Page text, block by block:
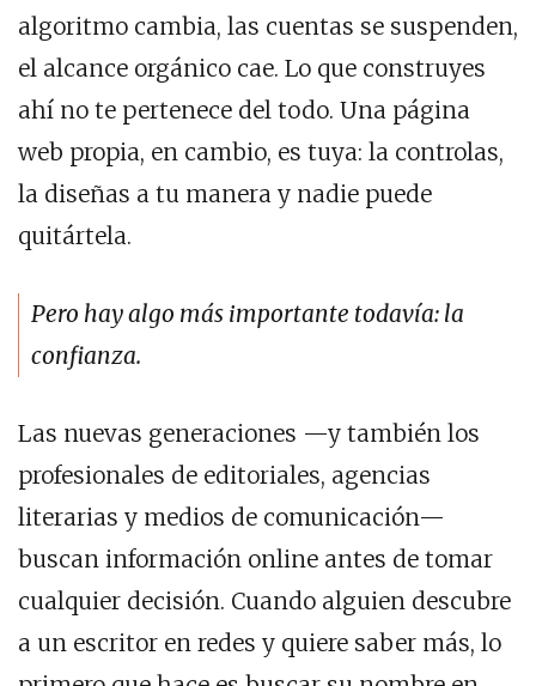
algoritmo cambia, las cuentas se suspenden,
el alcance orgánico cae. Lo que construyes
ahí no te pertenece del todo. Una página
web propia, en cambio, es tuya: la controlas,
la diseñas a tu manera y nadie puede
quitártela.
Pero hay algo más importante todavía: la
confianza.
Las nuevas generaciones —y también los
profesionales de editoriales, agencias
literarias y medios de comunicación—
buscan información online antes de tomar
cualquier decisión. Cuando alguien descubre
a un escritor en redes y quiere saber más, lo